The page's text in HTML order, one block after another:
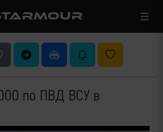
по ПВД ВСУ в